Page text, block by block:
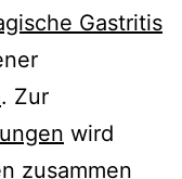
Gastritis
. Zur
wird
zusammen